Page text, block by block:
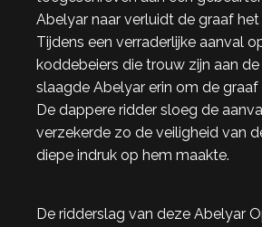
Abelyar naar verluidt de graaf het
Tijdens een verraderlijke aanval
koddebeiers die trouw zijn aan
slaagde Abelyar erin om de
De dappere ridder sloeg de
verzekerde zo de veiligheid van
diepe indruk op hem maakte.
De ridderslag van deze Abelyar